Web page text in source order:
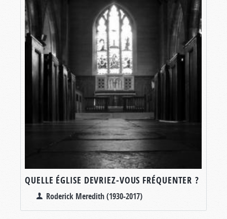
QUELLE ÉGLISE DEVRIEZ-VOUS FRÉQUENTER ?
Roderick Meredith (1930-2017)